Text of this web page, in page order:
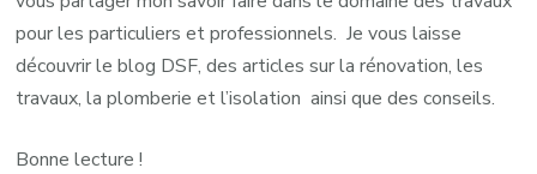
pour les particuliers et professionnels. Je vous laisse
découvrir le blog DSF, des articles sur la rénovation, les
travaux, la plomberie et l’isolation ainsi que des conseils.
Bonne lecture !